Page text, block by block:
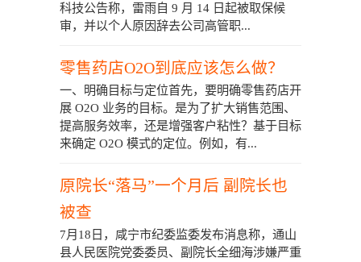
科技公告称，雷雨自 9 月 14 日起被取保候
审，并以个人原因辞去公司高管职...
零售药店O2O到底应该怎么做？
一、明确目标与定位首先，要明确零售药店开
展 O2O 业务的目标。是为了扩大销售范围、
提高服务效率，还是增强客户粘性？基于目标
来确定 O2O 模式的定位。例如，有...
原院长“落马”一个月后 副院长也
被查
7月18日，咸宁市纪委监委发布消息称，通山
县人民医院党委委员、副院长全细海涉嫌严重